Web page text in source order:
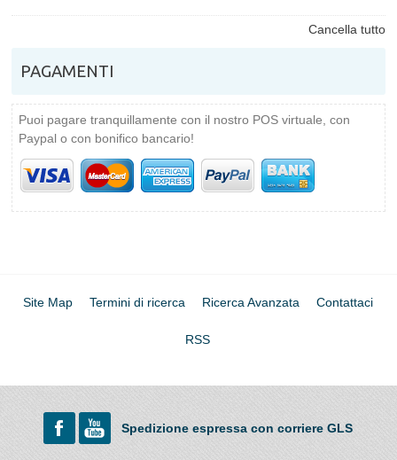
Cancella tutto
PAGAMENTI
Puoi pagare tranquillamente con il nostro POS virtuale, con
Paypal o con bonifico bancario!
Site Map Termini di ricerca Ricerca Avanzata Contattaci
RSS
Spedizione espressa con corriere GLS